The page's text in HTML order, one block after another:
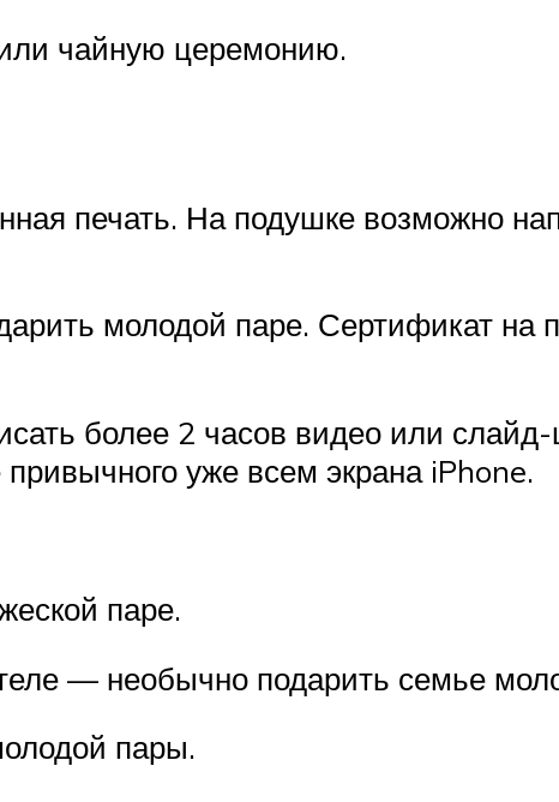
чайную церемонию.
печать. На подушке возможно
молодой паре. Сертификат на
более 2 часов видео или
уже всем экрана iPhone.
паре.
— необычно подарить семье
пары.